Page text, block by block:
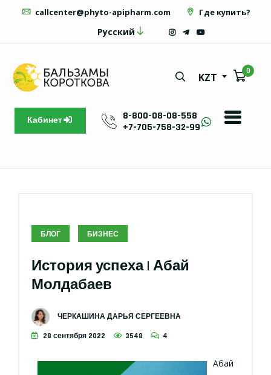
callcenter@phyto-apipharm.com Где купить?
Русский
KZT
0
Кабинет
8-800-08-08-558
+7-705-758-32-99
БЛОГ БИЗНЕС
История успеха | Абай
Молдабаев
ЧЕРКАШИНА ДАРЬЯ СЕРГЕЕВНА
28 сентября 2022 3548 4
Абай